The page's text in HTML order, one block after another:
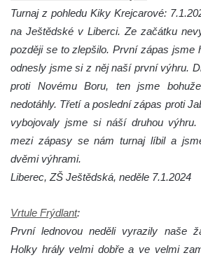
Turnaj z pohledu Kiky Krejcarové:
na Ještědské v Liberci. Ze začátku
později se to zlepšilo. První zápas jsme
odnesly jsme si z něj naší první výhru.
proti Novému Boru, ten jsme
nedotáhly. Třetí a poslední zápas proti
vybojovaly jsme si náší druhou
mezi zápasy se nám turnaj líbil a
dvěmi výhrami.
Liberec, ZŠ Ještědská, neděle 7.1.2024
Vrtule Frýdlant:
První lednovou neděli vyrazily naše
Holky hrály velmi dobře a ve velmi